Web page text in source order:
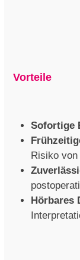
Vorteile
Sofortige
Risiko
Hörbares